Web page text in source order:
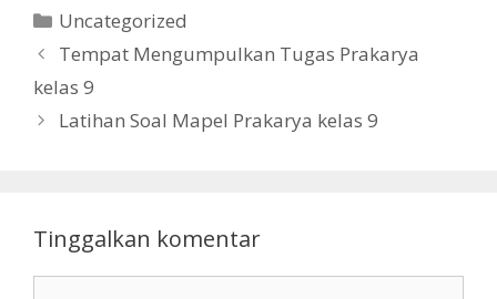
Kategori
Uncategorized
Tempat Mengumpulkan Tugas Prakarya
kelas 9
Latihan Soal Mapel Prakarya kelas 9
Tinggalkan komentar